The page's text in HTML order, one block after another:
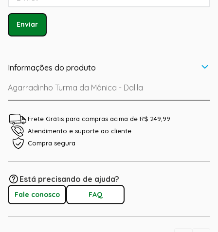
Enviar
Informações do produto
Agarradinho Turma da Mônica - Dalila
Frete Grátis para compras acima de R$ 249,99
Atendimento e suporte ao cliente
Compra segura
Está precisando de ajuda?
Fale conosco FAQ